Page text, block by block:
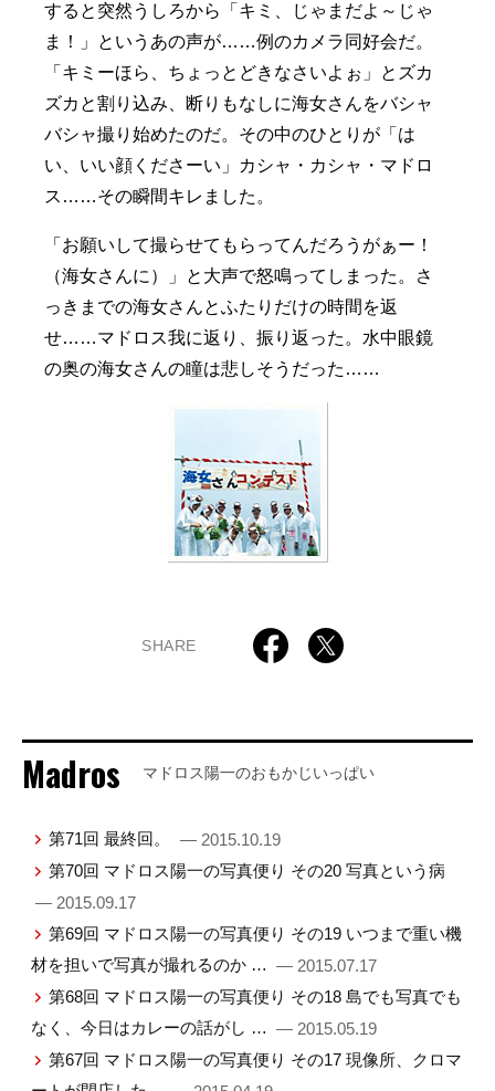
すると突然うしろから「キミ、じゃまだよ～じゃ
ま！」というあの声が……例のカメラ同好会だ。
「キミーほら、ちょっとどきなさいよぉ」とズカ
ズカと割り込み、断りもなしに海女さんをバシャ
バシャ撮り始めたのだ。その中のひとりが「は
い、いい顔くださーい」カシャ・カシャ・マドロ
ス……その瞬間キレました。
「お願いして撮らせてもらってんだろうがぁー！
（海女さんに）」と大声で怒鳴ってしまった。さ
っきまでの海女さんとふたりだけの時間を返
せ……マドロス我に返り、振り返った。水中眼鏡
の奥の海女さんの瞳は悲しそうだった……
SHARE
Madros マドロス陽一のおもかじいっぱい
第71回 最終回。
— 2015.10.19
第70回 マドロス陽一の写真便り その20 写真という病
— 2015.09.17
第69回 マドロス陽一の写真便り その19 いつまで重い機
材を担いで写真が撮れるのか … — 2015.07.17
第68回 マドロス陽一の写真便り その18 島でも写真でも
なく、今日はカレーの話がし … — 2015.05.19
第67回 マドロス陽一の写真便り その17 現像所、クロマ